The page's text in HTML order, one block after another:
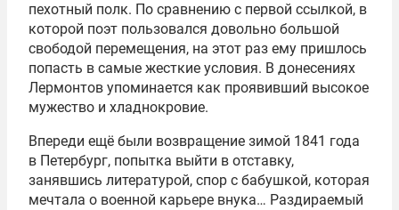
пехотный полк. По сравнению с первой ссылкой, в
которой поэт пользовался довольно большой
свободой перемещения, на этот раз ему пришлось
попасть в самые жесткие условия. В донесениях
Лермонтов упоминается как проявивший высокое
мужество и хладнокровие.
Впереди ещё были возвращение зимой 1841 года
в Петербург, попытка выйти в отставку,
занявшись литературой, спор с бабушкой, которая
мечтала о военной карьере внука… Раздираемый